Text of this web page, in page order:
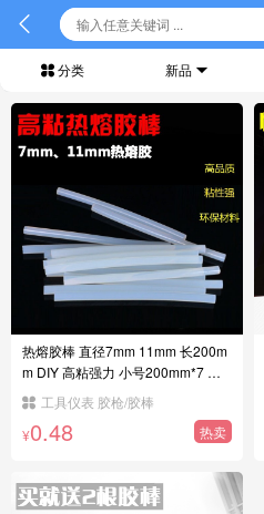
分类 新品
热熔胶棒 直径7mm 11mm 长200m
m DIY 高粘强力 小号200mm*7 透
明 工具仪表 胶枪/胶棒
¥0.48 热卖